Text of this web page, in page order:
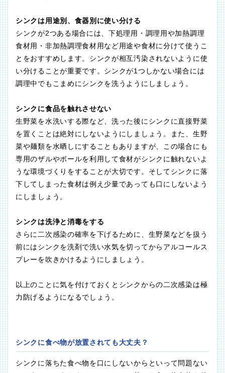
シンクは用途別、食器別に使い分ける
シンクが2つある場合には、下処理用・調理用や加熱調理
食材用・非加熱調理食材用など用途や食材に分けて使うこ
とをおすすめします。シンクが相互汚染されないように使
い分けることが重要です。シンクが1つしかない場合には
調理中でもこまめにシンクを洗うようにしましょう。
シンクに食品を触れさせない
生野菜を水洗いする際など、洗った後にシンクに直接野菜
を置くことは絶対にしないようにしましょう。また、生野
菜や麺類を水晒しにすることもありますが、この場合にも
専用のザルやボールを利用して食材がシンクに触れないよ
うな環境づくりをすることが大切です。そしてシンクに落
下してしまった食材は例え少量であっても口にしないよう
にしましょう。
シンクは洗浄と消毒をする
さらに二次感染の確率を下げるために、生野菜などを扱う
前にはシンクを洗剤で洗い水気を切ってからアルコールス
プレーを吹きかけるようにしましょう。
以上のことに気を付けておくとシンクからの二次感染は極
力防げるようになるでしょう。
シンクに食べ物が放置されても大丈夫？
シンクに落ちた食べ物を口にしないからといって問題ない